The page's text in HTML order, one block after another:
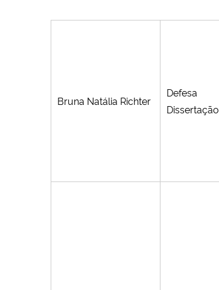
Bruna Natália Richter
Defesa
Dissertação